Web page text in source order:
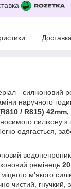
Доставка
- силіконовий
наручного
/ R815) 42mm,
носимого силікону
одягається,
ремінець
м'якого
чистий, гнучкий,